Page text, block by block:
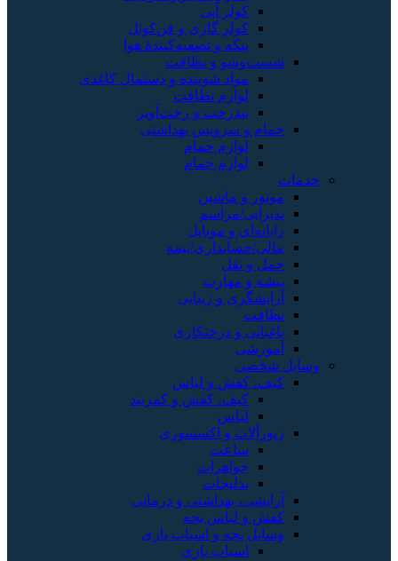
کولر آبی
کولر گازی و فن‌کوئل
پنکه و تصفیه‌کنندهٔ هوا
شست‌وشو و نظافت
مواد شوینده و دستمال کاغذی
لوازم نظافت
بندرخت و رخت‌آویز
حمام و سرویس بهداشتی
لوازم حمام
لوازم حمام
خدمات
موتور و ماشین
پذیرایی/مراسم
رایانه‌ای و موبایل
مالی/حسابداری/بیمه
حمل و نقل
پیشه و مهارت
آرایشگری و زیبایی
نظافت
باغبانی و درختکاری
آموزشی
وسایل شخصی
کیف، کفش و لباس
کیف، کفش و کمربند
لباس
زیورآلات و اکسسوری
ساعت
جواهرات
بدلیجات
آرایشی، بهداشتی و درمانی
کفش و لباس بچه
وسایل بچه و اسباب بازی
اسباب بازی